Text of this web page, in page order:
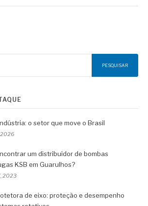
PESQUISAR
o setor que move o Brasil
2026
um distribuidor de bombas
KSB em Guarulhos?
2023
de eixo: proteção e desempenho